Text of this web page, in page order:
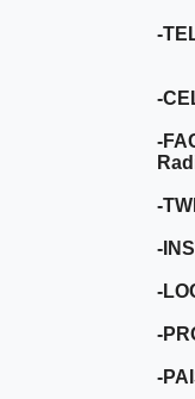
-
-
-
-
-
-
-
-